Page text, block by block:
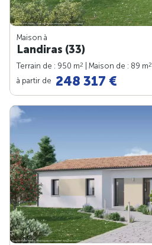
Maison à
Landiras (33)
Terrain de : 950 m2 | Maison de : 89 m2
à partir de 248 317 €